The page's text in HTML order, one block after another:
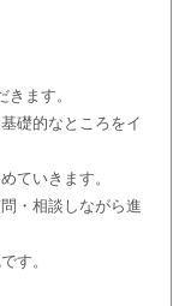
ます。
礎的なところをイ
ていきます。
・相談しながら進
す。